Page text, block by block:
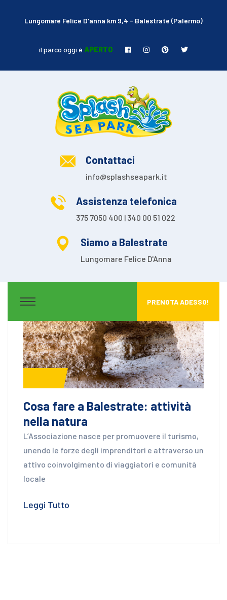
Lungomare Felice D'anna km 9,4 - Balestrate (Palermo)
il parco oggi è APERTO
Contattaci
info@splashseapark.it
Assistenza telefonica
375 7050 400 | 340 00 51 022
Siamo a Balestrate
Lungomare Felice D'Anna
PRENOTA ADESSO!
Cosa fare a Balestrate: attività
nella natura
L’Associazione nasce per promuovere il turismo,
unendo le forze degli imprenditori e attraverso un
attivo coinvolgimento di viaggiatori e comunità
locale
Leggi Tutto